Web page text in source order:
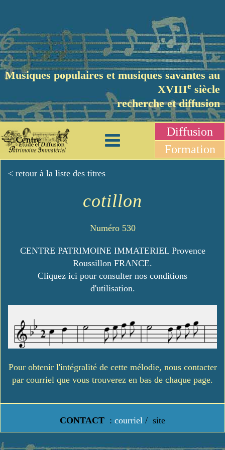
Musiques populaires et musiques savantes au
XVIIIe siècle
recherche et diffusion
Diffusion
Formation
< retour à la liste des titres
cotillon
Numéro 530
CENTRE PATRIMOINE IMMATERIEL Provence
Roussillon FRANCE.
Cliquez ici pour consulter nos conditions
d'utilisation.
Pour obtenir l'intégralité de cette mélodie, nous contacter
par courriel que vous trouverez en bas de chaque page.
CONTACT : courriel / site
https://www.lavielledanstoussesetats.fr